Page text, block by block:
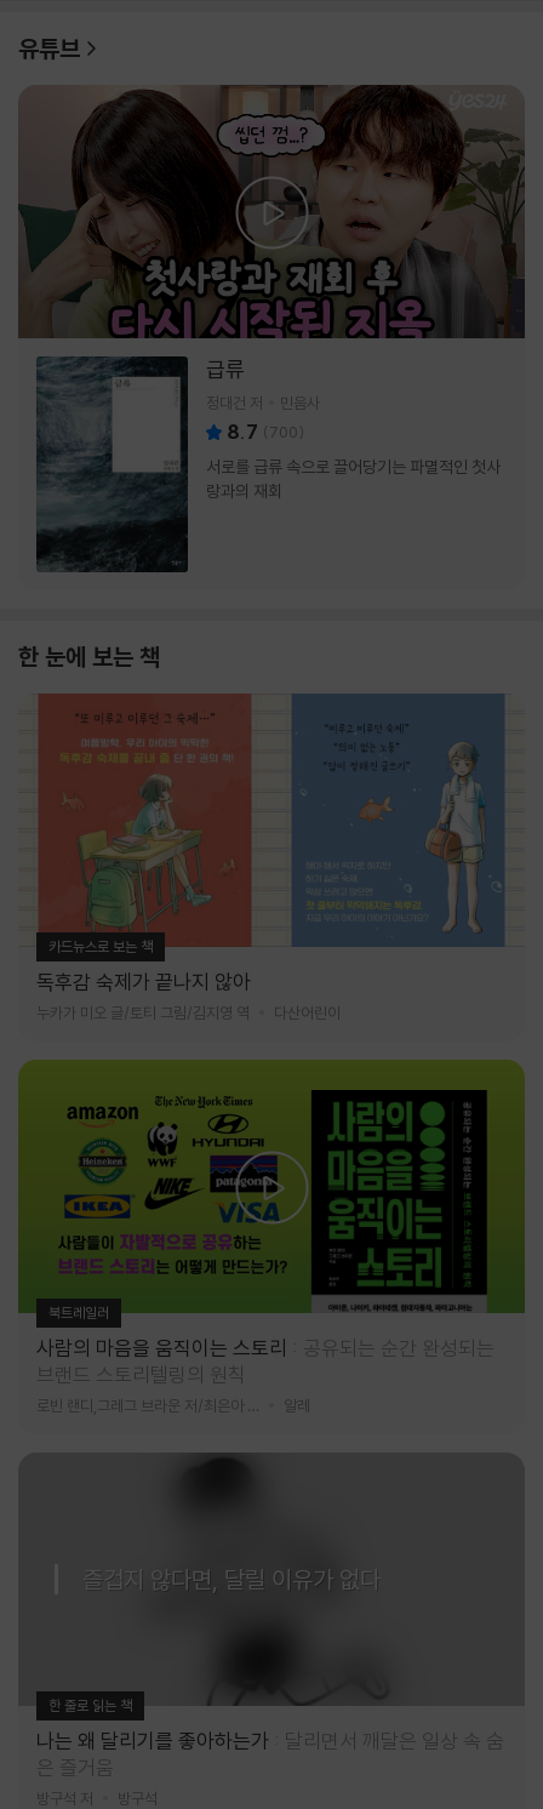
유튜브
급류
정대건 저 민음사
8.7 (700)
서로를 급류 속으로 끌어당기는 파멸적인 첫사
랑과의 재회
한 눈에 보는 책
카드뉴스로 보는 책
독후감 숙제가 끝나지 않아
누카가 미오 글/토티 그림/김지영 역 다산어린이
북트레일러
사람의 마음을 움직이는 스토리
공유되는 순간 완성되는
브랜드 스토리텔링의 원칙
알레
즐겁지 않다면, 달릴 이유가 없다
한 줄로 읽는 책
나는 왜 달리기를 좋아하는가
달리면서 깨달은 일상 속 숨
은 즐거움
방구석 저 방구석